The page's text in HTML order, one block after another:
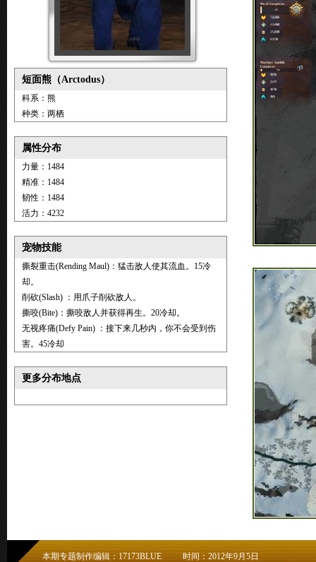
短面熊（Arctodus）
科系：熊
种类：两栖
属性分布
力量：1484
精准：1484
韧性：1484
活力：4232
宠物技能
撕裂重击(Rending Maul)：猛击敌人使其流血。15冷
却。
削砍(Slash) ：用爪子削砍敌人。
撕咬(Bite)：撕咬敌人并获得再生。20冷却。
无视疼痛(Defy Pain) ：接下来几秒内，你不会受到伤
害。45冷却
更多分布地点
本期专题制作编辑：17173BLUE 时间：2012年9月5日